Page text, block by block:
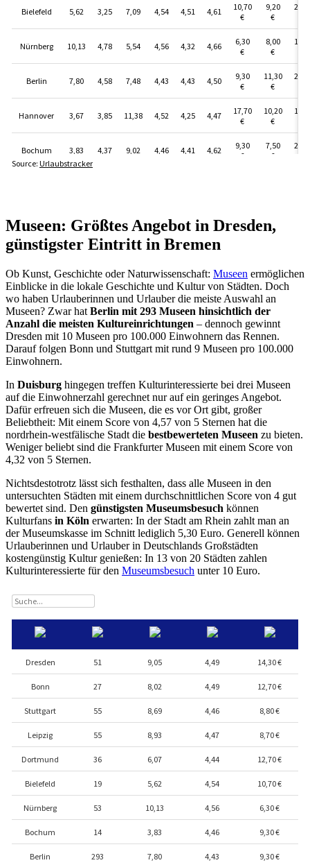
Museen: Größtes Angebot in Dresden,
günstigster Eintritt in Bremen
Ob Kunst, Geschichte oder Naturwissenschaft: Museen ermöglichen
Einblicke in die lokale Geschichte und Kultur von Städten. Doch
wo haben Urlauberinnen und Urlauber die meiste Auswahl an
Museen? Zwar hat Berlin mit 293 Museen hinsichtlich der
Anzahl die meisten Kultureinrichtungen – dennoch gewinnt
Dresden mit 10 Museen pro 100.000 Einwohnern das Rennen.
Darauf folgen Bonn und Stuttgart mit rund 9 Museen pro 100.000
Einwohnern.
In Duisburg hingegen treffen Kulturinteressierte bei drei Museen
auf die Einwohnerzahl gerechnet nur auf ein geringes Angebot.
Dafür erfreuen sich die Museen, die es vor Ort gibt, großer
Beliebtheit: Mit einem Score von 4,57 von 5 Sternen hat die
nordrhein-westfälische Stadt die bestbewerteten Museen zu bieten.
Weniger beliebt sind die Frankfurter Museen mit einem Score von
4,32 von 5 Sternen.
Nichtsdestotrotz lässt sich festhalten, dass alle Museen in den
untersuchten Städten mit einem durchschnittlichen Score von 4 gut
bewertet sind. Den günstigsten Museumsbesuch können
Kulturfans in Köln erwarten: In der Stadt am Rhein zahlt man an
der Museumskasse im Schnitt lediglich 5,30 Euro. Generell können
Urlauberinnen und Urlauber in Deutschlands Großstädten
kostengünstig Kultur genießen: In 13 von 20 Städten zahlen
Kulturinteressierte für den Museumsbesuch unter 10 Euro.